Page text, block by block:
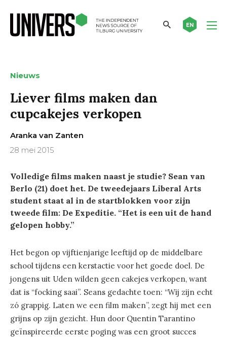
EN
Nieuws
Liever films maken dan
cupcakejes verkopen
Aranka van Zanten
28 mei 2015
Volledige films maken naast je studie? Sean van
Berlo (21) doet het. De tweedejaars Liberal Arts
student staat al in de startblokken voor zijn
tweede film: De Expeditie. “Het is een uit de hand
gelopen hobby.”
Het begon op vijftienjarige leeftijd op de middelbare
school tijdens een kerstactie voor het goede doel. De
jongens uit Uden wilden geen cakejes verkopen, want
dat is “focking saai”. Seans gedachte toen: “Wij zijn echt
zó grappig. Laten we een film maken”, zegt hij met een
grijns op zijn gezicht. Hun door Quentin Tarantino
geïnspireerde eerste poging was een groot succes